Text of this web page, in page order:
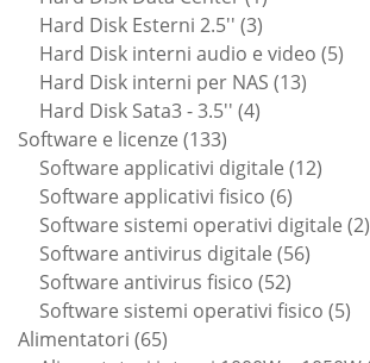
prodotto
Hard Disk Esterni 2.5'' 33
prodotti
Hard Disk interni audio e video 55
Hard Disk interni per NAS 1313
Hard Disk Sata3 - 3.5'' 44
Software e licenze 133133
prodotti
Software applicativi digitale 1212
Software applicativi fisico 66
prodotti
Software sistemi operativi digitale 22
Software antivirus digitale 5656
Software antivirus fisico 5252
prodotti
Software sistemi operativi fisico 55
Alimentatori 6565